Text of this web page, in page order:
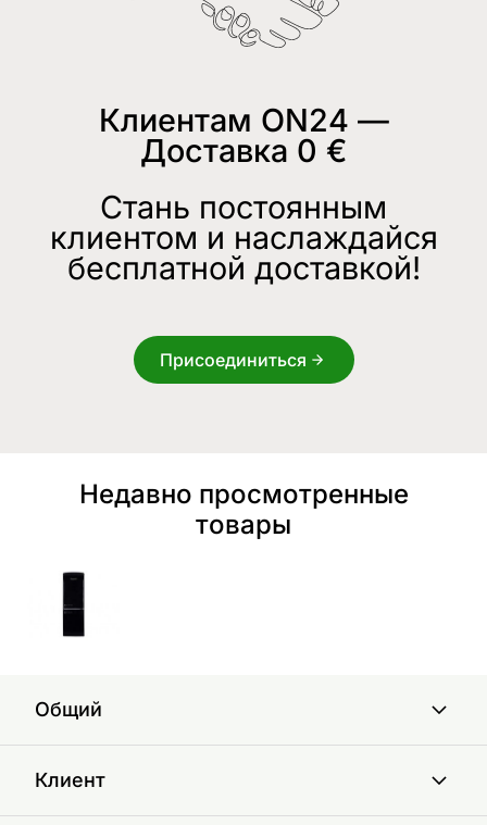
Клиентам ON24 —
Доставка 0 €
Стань постоянным
клиентом и наслаждайся
бесплатной доставкой!
Присоединиться
Недавно просмотренные
товары
Общий
Клиент